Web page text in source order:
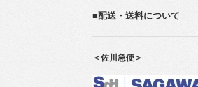
■配送・送料について
＜佐川急便＞